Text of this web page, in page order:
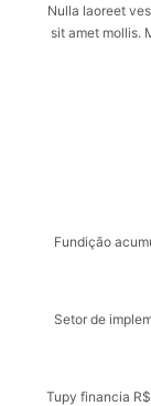
Nulla laoreet
sit amet mollis.
Fundição
Setor de
Tupy financia